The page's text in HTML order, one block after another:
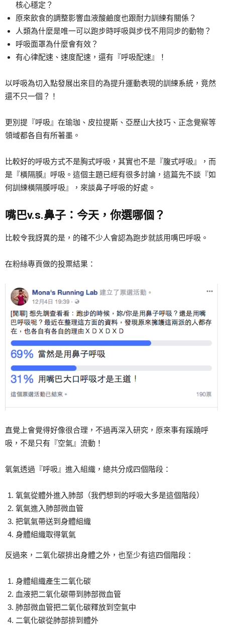
核心穩定？
原來飲食的調整影響血液酸鹼度也跟耐力訓練有關係？
人類為什麼是唯一可以跑步時呼吸與步伐不用同步的動物？
呼吸面罩為什麼會有效？
有心律配速、速度配速，還有『呼吸配速』！
以呼吸為切入點發展出來目的為提升運動表現的訓練系統，竟然
還不只一個？！
更別提『呼吸』在瑜珈、皮拉提斯、亞歷山大技巧、正念覺察等
領域都各自有所著墨。
比較好的呼吸方式不是胸式呼吸，其實也不是『腹式呼吸』，而
是『橫隔膜』呼吸。這個主題已經有很多討論，這篇先不談『如
何訓練橫隔膜呼吸』，來談鼻子呼吸的好處。
嘴巴v.s.鼻子：今天，你選哪個？
比較令我訝異的是，的確不少人會認為跑步就該用嘴巴呼吸。
在粉絲專頁做的投票結果：
直覺上會覺得好像很合理，不過再深入研究，原來事有蹊蹺呼
吸，不是只有『空氣』流動！
氧氣透過『呼吸』進入組織，總共分成四個階段：
氧氣從體外進入肺部（我們想到的呼吸大多是這個階段）
氧氣進入肺部微血管
把氧氣帶送到身體組織
身體組織取得氧氣
反過來，二氧化碳排出身體之外，也至少有這四個階段：
身體組織產生二氧化碳
血液把二氧化碳帶到肺部微血管
肺部微血管把二氧化碳釋放到空氣中
二氧化碳從肺部排到體外